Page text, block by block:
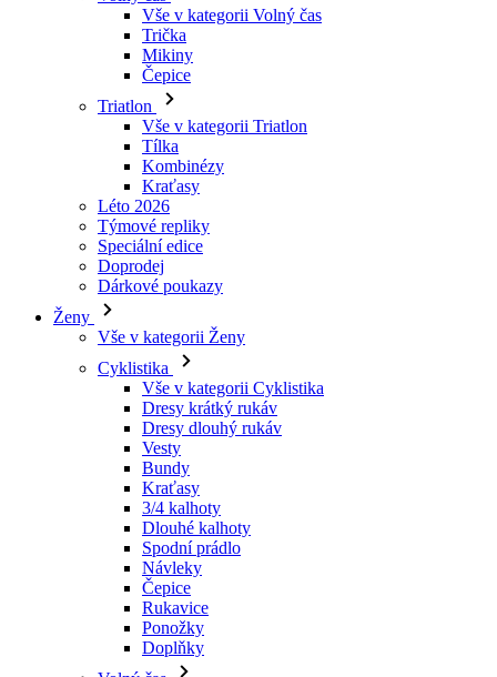
Triatlon
Vše v kategorii Triatlon
Tílka
Kombinézy
Kraťasy
Léto 2026
Týmové repliky
Speciální edice
Doprodej
Dárkové poukazy
Ženy
Vše v kategorii Ženy
Cyklistika
Vše v kategorii Cyklistika
Dresy dlouhý rukáv
Vesty
Bundy
Kraťasy
3/4 kalhoty
Dlouhé kalhoty
Spodní prádlo
Návleky
Čepice
Rukavice
Ponožky
Doplňky
Volný čas
Vše v kategorii Volný čas
Trička
Mikiny
Čepice